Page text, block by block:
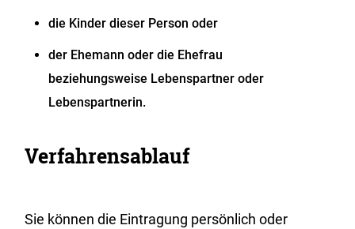
die Kinder dieser Person oder
der Ehemann oder die Ehefrau
beziehungsweise Lebenspartner oder
Lebenspartnerin.
Verfahrensablauf
Sie können die Eintragung persönlich oder